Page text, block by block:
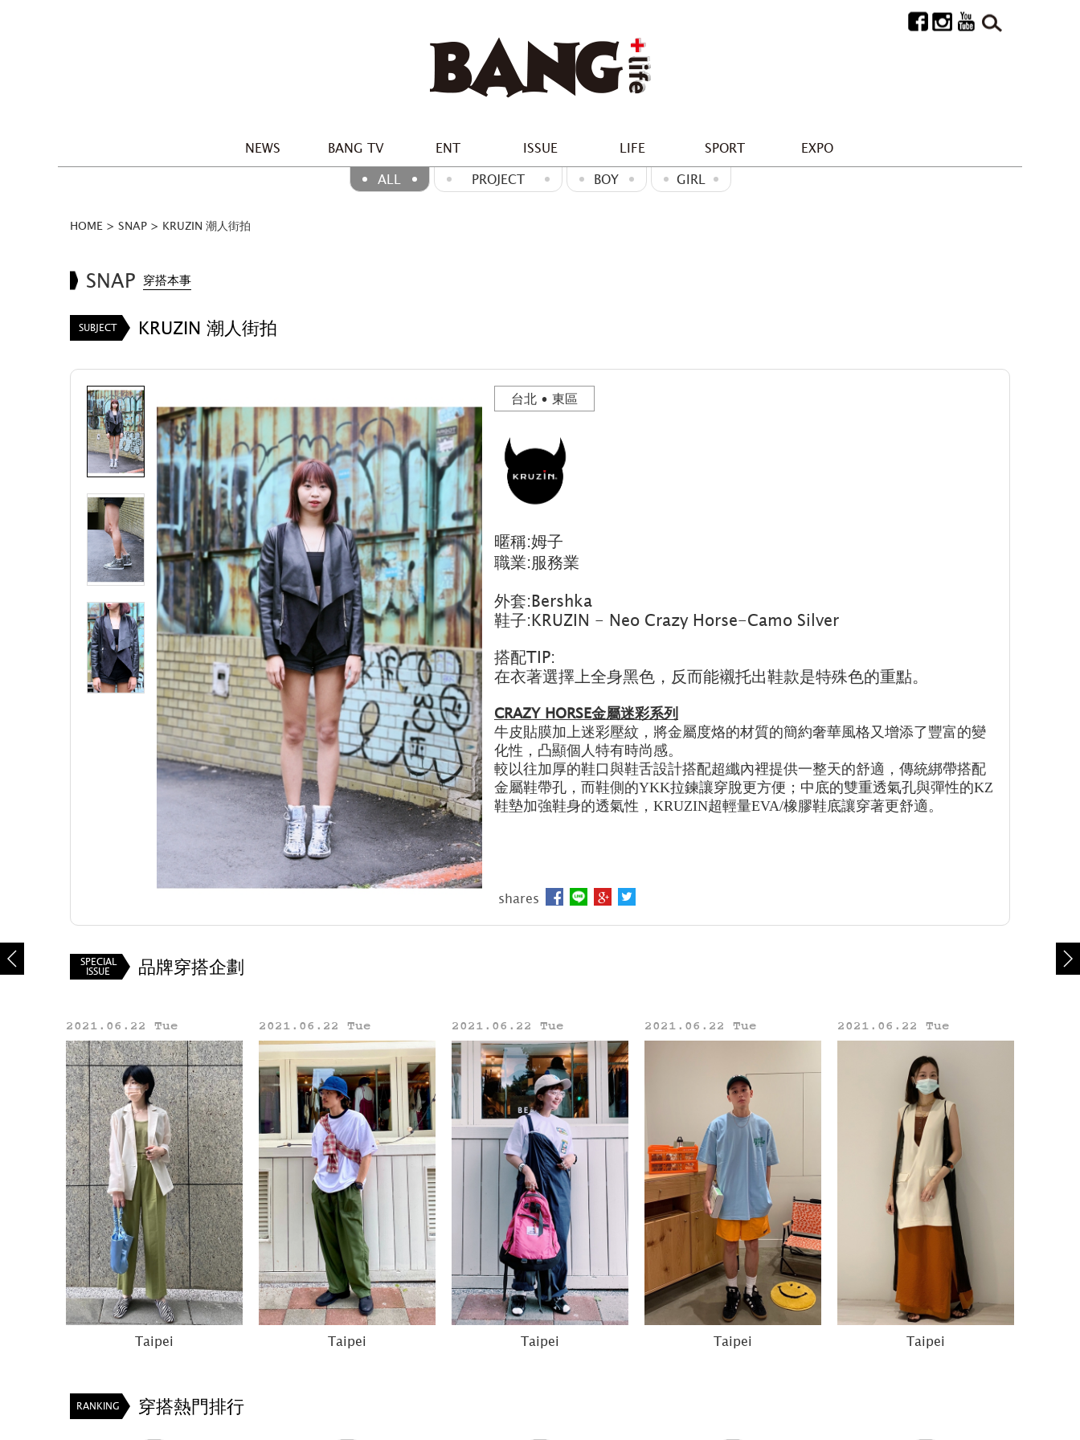
NEWS BANG TV ENT ISSUE LIFE SPORT EXPO
ALL PROJECT BOY GIRL
HOME > SNAP > KRUZIN 潮人街拍
SNAP 穿搭本事
SUBJECT KRUZIN 潮人街拍
台北 • 東區
暱稱:姆子
職業:服務業
外套:Bershka
鞋子:KRUZIN - Neo Crazy Horse-Camo Silver
搭配TIP:
在衣著選擇上全身黑色，反而能襯托出鞋款是特殊色的重點。
CRAZY HORSE金屬迷彩系列
牛皮貼膜加上迷彩壓紋，將金屬度烙的材質的簡約奢華風格又增添了豐富的變
化性，凸顯個人特有時尚感。
較以往加厚的鞋口與鞋舌設計搭配超纖內裡提供一整天的舒適，傳統綁帶搭配
金屬鞋帶孔，而鞋側的YKK拉鍊讓穿脫更方便；中底的雙重透氣孔與彈性的KZ
鞋墊加強鞋身的透氣性，KRUZIN超輕量EVA/橡膠鞋底讓穿著更舒適。
shares
Line
SPECIAL
ISSUE
品牌穿搭企劃
2021.06.22 Tue
Taipei
2021.06.22 Tue
Taipei
2021.06.22 Tue
Taipei
2021.06.22 Tue
Taipei
2021.06.22 Tue
Taipei
RANKING 穿搭熱門排行